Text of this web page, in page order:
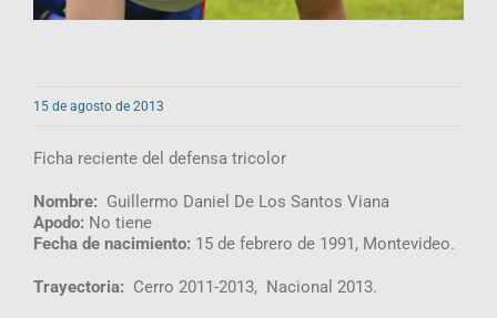
15 de agosto de 2013
Ficha reciente del defensa tricolor
Nombre: Guillermo Daniel De Los Santos Viana
Apodo: No tiene
Fecha de nacimiento: 15 de febrero de 1991, Montevideo.
Trayectoria: Cerro 2011-2013, Nacional 2013.